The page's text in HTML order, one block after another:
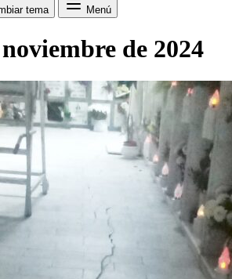
tema Menú
de 2024